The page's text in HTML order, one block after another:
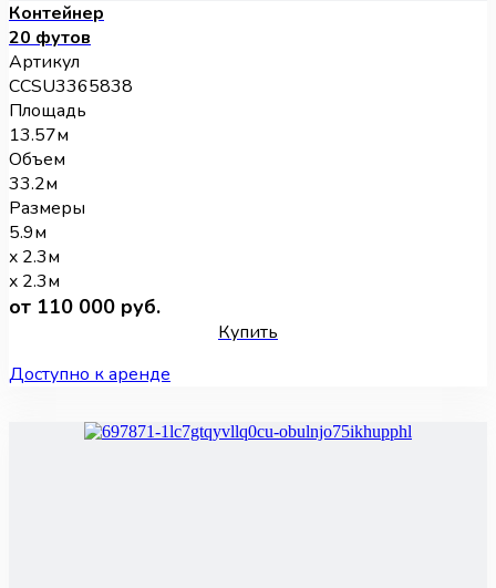
Контейнер
20 футов
Артикул
CCSU3365838
Площадь
13.57м
Объем
33.2м
Размеры
5.9м
x 2.3м
x 2.3м
от 110 000 руб.
Купить
Доступно к аренде